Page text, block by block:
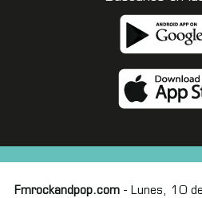
Fmrockandpop.com- Lunes, 10